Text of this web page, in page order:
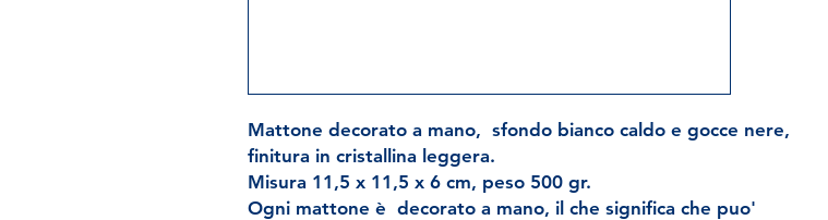
Mattone decorato a mano, sfondo bianco caldo e gocce nere,
finitura in cristallina leggera.
Misura 11,5 x 11,5 x 6 cm, peso 500 gr.
Ogni mattone è decorato a mano, il che significa che puo'